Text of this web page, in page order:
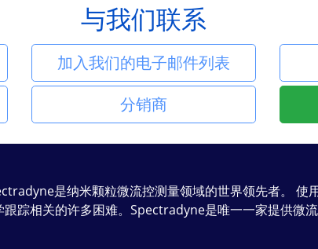
与我们联系
加入我们的电子邮件列表
分销商
是纳米颗粒微流控测量领域的世界领先者。 使
跟踪相关的许多困难。Spectradyne是唯一一家提供微流